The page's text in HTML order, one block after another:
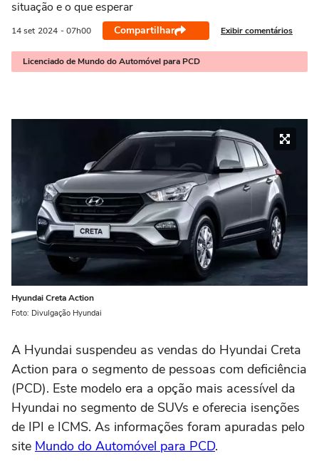
situação e o que esperar
14 set 2024 - 07h00 Compartilhar Exibir comentários
Licenciado de Mundo do Automóvel para PCD
Hyundai Creta Action
Foto: Divulgação Hyundai
A Hyundai suspendeu as vendas do Hyundai Creta
Action para o segmento de pessoas com deficiência
(PCD). Este modelo era a opção mais acessível da
Hyundai no segmento de SUVs e oferecia isenções
de IPI e ICMS. As informações foram apuradas pelo
site Mundo do Automóvel para PCD.